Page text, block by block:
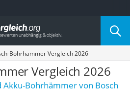
Kategorie
Bohrhammer Vergleich 2026
Vergleich 2026
Akku-Bohrhämmer von Bosch